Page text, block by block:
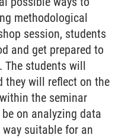
methodological
session, students
and get prepared to
The students will
they will reflect on the
the seminar
on analyzing data
suitable for an